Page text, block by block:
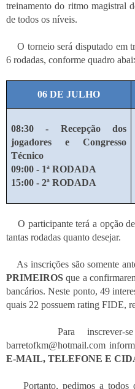
treinamento do ritmo magistral
de todos os níveis.
O torneio será disputado em
6 rodadas, conforme quadro
06 DE JULHO
08:30 - Recepção dos
jogadores e Congresso
Técnico
09:00 - 1ª RODADA
15:00 - 2ª RODADA
O participante terá a opção
tantas rodadas quanto desejar.
As inscrições são somente
PRIMEIROSque a
bancários. Neste ponto, 49
quais 22 possuem rating FIDE,
Para inscrever-se
barretofkm@hotmail.com
E-MAIL, TELEFONE E
Portanto, pedimos a todos